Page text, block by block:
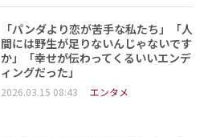
「パンダより恋が苦手な私たち」「人
間には野生が足りないんじゃないです
か」「幸せが伝わってくるいいエンデ
ィングだった」
2026.03.15 08:43 エンタメ